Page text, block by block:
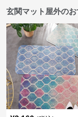
玄関マット屋外の